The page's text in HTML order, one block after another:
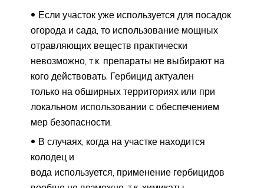
Если участок уже используется для посадок
огорода и сада, то использование мощных
отравляющих веществ практически
невозможно, т.к. препараты не выбирают на
кого действовать. Гербицид актуален
только на обширных территориях или при
локальном использовании с обеспечением
мер безопасности.
В случаях, когда на участке находится
колодец и
вода используется, применение гербицидов